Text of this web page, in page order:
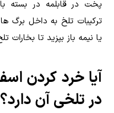
پخت در قابلمه در بسته
ترکیبات تلخ به داخل برگ
یا نیمه باز بپزید تا بخارات
آیا خرد کردن
در تلخی آن دارد؟